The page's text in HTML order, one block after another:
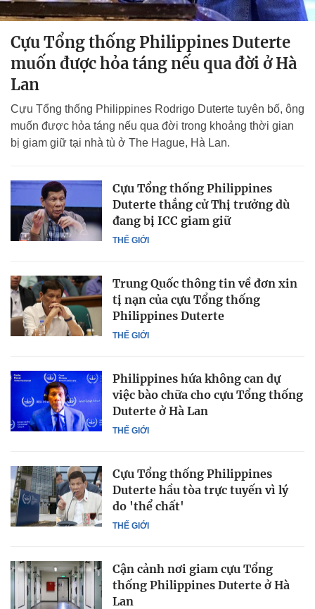
Cựu Tổng thống Philippines Duterte
muốn được hỏa táng nếu qua đời ở Hà
Lan
Cựu Tổng thống Philippines Rodrigo Duterte tuyên bố, ông
muốn được hỏa táng nếu qua đời trong khoảng thời gian
bị giam giữ tại nhà tù ở The Hague, Hà Lan.
THẾ GIỚI
Cựu Tổng thống Philippines
Duterte thắng cử Thị trưởng dù
đang bị ICC giam giữ
THẾ GIỚI
Trung Quốc thông tin về đơn xin
tị nạn của cựu Tổng thống
Philippines Duterte
THẾ GIỚI
Philippines hứa không can dự
việc bào chữa cho cựu Tổng thống
Duterte ở Hà Lan
THẾ GIỚI
Cựu Tổng thống Philippines
Duterte hầu tòa trực tuyến vì lý
do 'thể chất'
Cận cảnh nơi giam cựu Tổng
thống Philippines Duterte ở Hà
Lan